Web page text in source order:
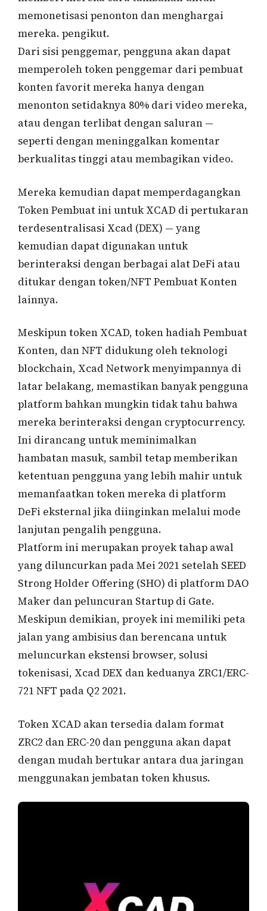
memonetisasi penonton dan menghargai
mereka. pengikut.
Dari sisi penggemar, pengguna akan dapat
memperoleh token penggemar dari pembuat
konten favorit mereka hanya dengan
menonton setidaknya 80% dari video mereka,
atau dengan terlibat dengan saluran —
seperti dengan meninggalkan komentar
berkualitas tinggi atau membagikan video.
Mereka kemudian dapat memperdagangkan
Token Pembuat ini untuk XCAD di pertukaran
terdesentralisasi Xcad (DEX) — yang
kemudian dapat digunakan untuk
berinteraksi dengan berbagai alat DeFi atau
ditukar dengan token/NFT Pembuat Konten
lainnya.
Meskipun token XCAD, token hadiah Pembuat
Konten, dan NFT didukung oleh teknologi
blockchain, Xcad Network menyimpannya di
latar belakang, memastikan banyak pengguna
platform bahkan mungkin tidak tahu bahwa
mereka berinteraksi dengan cryptocurrency.
Ini dirancang untuk meminimalkan
hambatan masuk, sambil tetap memberikan
ketentuan pengguna yang lebih mahir untuk
memanfaatkan token mereka di platform
DeFi eksternal jika diinginkan melalui mode
lanjutan pengalih pengguna.
Platform ini merupakan proyek tahap awal
yang diluncurkan pada Mei 2021 setelah SEED
Strong Holder Offering (SHO) di platform DAO
Maker dan peluncuran Startup di Gate.
Meskipun demikian, proyek ini memiliki peta
jalan yang ambisius dan berencana untuk
meluncurkan ekstensi browser, solusi
tokenisasi, Xcad DEX dan keduanya ZRC1/ERC-
721 NFT pada Q2 2021.
Token XCAD akan tersedia dalam format
ZRC2 dan ERC-20 dan pengguna akan dapat
dengan mudah bertukar antara dua jaringan
menggunakan jembatan token khusus.